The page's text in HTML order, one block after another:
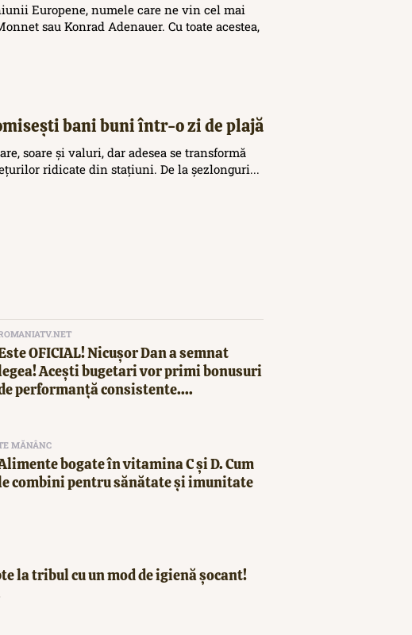
Europene, numele care ne vin cel mai
sau Konrad Adenauer. Cu toate acestea,
bani buni într-o zi de plajă
soare și valuri, dar adesea se transformă
ridicate din stațiuni. De la șezlonguri...
OFICIAL! Nicușor Dan a semnat
Acești bugetari vor primi bonusuri
performanță consistente....
MĂNÂNC
bogate în vitamina C și D. Cum
combini pentru sănătate și imunitate
la tribul cu un mod de igienă șocant!